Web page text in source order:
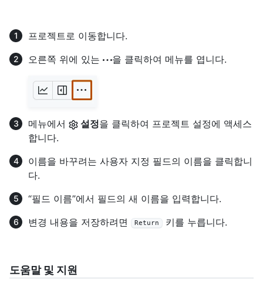
프로젝트로 이동합니다.
오른쪽 위에 있는
을 클릭하여 메뉴를 엽니다.
메뉴에서 설정을 클릭하여 프로젝트 설정에 액세스
합니다.
이름을 바꾸려는 사용자 지정 필드의 이름을 클릭합니
다.
“필드 이름”에서 필드의 새 이름을 입력합니다.
변경 내용을 저장하려면
Return 키를 누릅니다.
도움말 및 지원